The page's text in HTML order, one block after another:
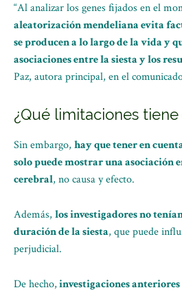
“Al analizar los genes fijados en el
aleatorización mendeliana evita
se producen a lo largo de la vida y
asociaciones entre la siesta y los
Paz, autora principal, en el
¿Qué limitaciones
Sin embargo, hay que tener en
solo puede mostrar una asociación
cerebral, no causa y efecto.
Además, los investigadores no
duración de la siesta, que puede
perjudicial.
De hecho,investigaciones